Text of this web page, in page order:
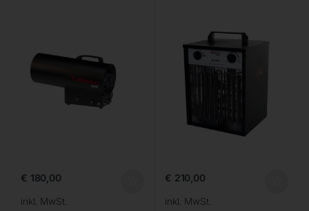
€ 180,00
inkl. MwSt.
€ 210,00
inkl. MwSt.